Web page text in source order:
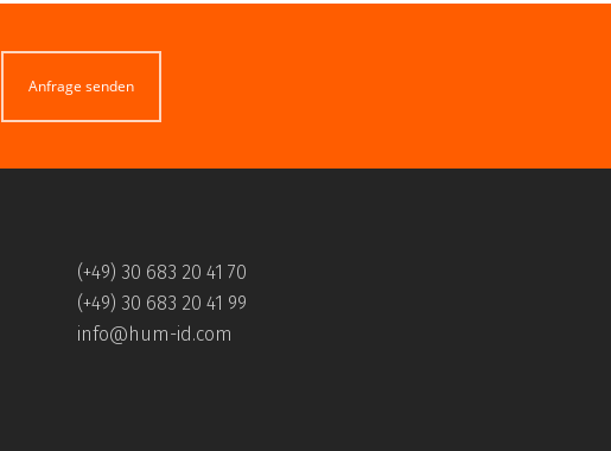
Anfrage senden
(+49) 30 683 20 41 70
(+49) 30 683 20 41 99
info@hum-id.com